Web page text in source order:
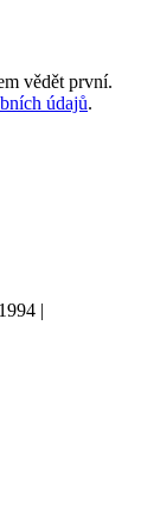
vědět první.
údajů.
|